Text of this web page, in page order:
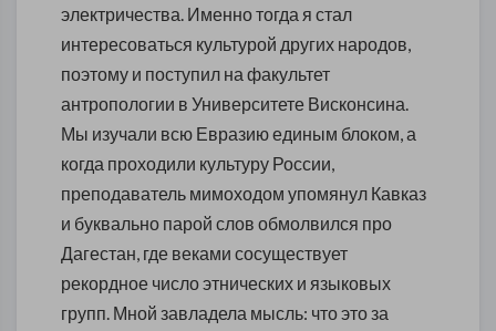
электричества. Именно тогда я стал
интересоваться культурой других народов,
поэтому и поступил на факультет
антропологии в Университете Висконсина.
Мы изучали всю Евразию единым блоком, а
когда проходили культуру России,
преподаватель мимоходом упомянул Кавказ
и буквально парой слов обмолвился про
Дагестан, где веками сосуществует
рекордное число этнических и языковых
групп. Мной завладела мысль: что это за